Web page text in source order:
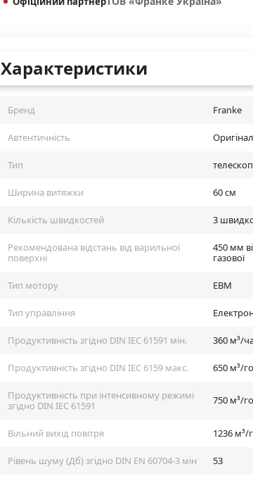
Характеристики
Бренд Franke
Автентичність
Тип
Ширина витяжки 60 см
Кількість швидкостей 3
Рекомендована відстань від варильної
поверхні
450 мм
газової
Тип мотору EBM
Тип управління
Продуктивність згідно DIN IEC 61591 мін. 360 м³/
Продуктивність згідно DIN IEC 6159 макс. 650 м³/
Продуктивність при інтенсивному режимі
згідно DIN IEC 61591
750 м³/
Вільний вихід повітря 1236 м³/
Рівень шуму (Дб) згідно DIN EN 60704-3 мін 53